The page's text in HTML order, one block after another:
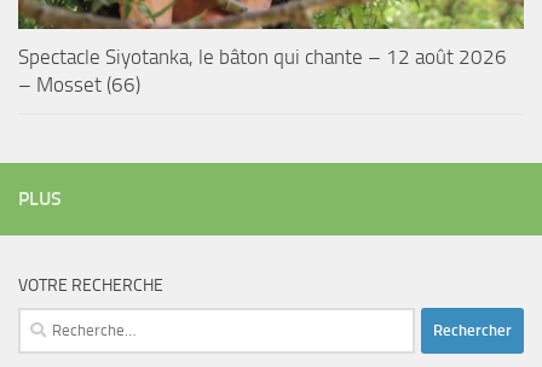
Spectacle Siyotanka, le bâton qui chante – 12 août 2026
– Mosset (66)
PLUS
VOTRE RECHERCHE
Rechercher :